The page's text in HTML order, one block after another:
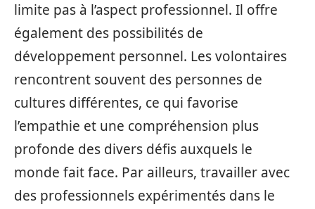
limite pas à l’aspect professionnel. Il offre
également des possibilités de
développement personnel. Les volontaires
rencontrent souvent des personnes de
cultures différentes, ce qui favorise
l’empathie et une compréhension plus
profonde des divers défis auxquels le
monde fait face. Par ailleurs, travailler avec
des professionnels expérimentés dans le